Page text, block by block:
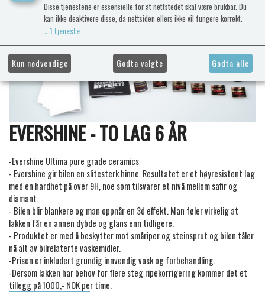
EVERSHINE - TO LAG 6 ÅR
-Evershine Ultima pure grade ceramics
- Evershine gir bilen en slitesterk hinne. Resultatet er et høyresistent lag
med en hardhet på over 9H, noe som tilsvarer et nivå mellom safir og
diamant.
- Bilen blir blankere og man oppnår en 3d effekt. Man føler virkelig at
lakken får en annen dybde og glans enn tidligere.
- Produktet er med å beskytter mot småriper og steinsprut og bilen tåler
nå alt av bilrelaterte vaskemidler.
-Prisen er inkludert grundig innvendig vask og forbehandling.
-Dersom lakken har behov for flere steg ripekorrigering kommer det et
tillegg på 1000,- NOK per time.
Disse tjenestene er essensielle for at nettstedet skal være brukbar. Du
kan ikke deaktivere disse, da nettsiden ellers ikke vil fungere korrekt.
↓ 1tjeneste
Kun nødvendige Godta valgte Godta alle